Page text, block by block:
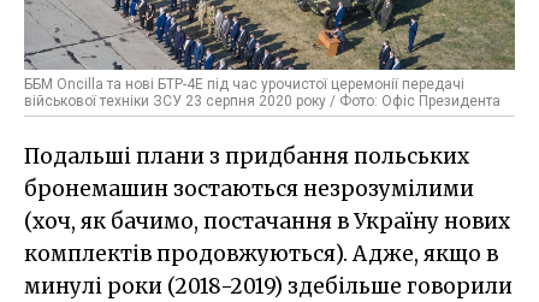
ББМ Oncilla та нові БТР-4Е під час урочистої церемонії передачі
військової техніки ЗСУ 23 серпня 2020 року / Фото: Офіс Президента
Подальші плани з придбання польських
бронемашин зостаються незрозумілими
(хоч, як бачимо, постачання в Україну нових
комплектів продовжуються). Адже, якщо в
минулі роки (2018-2019) здебільше говорили